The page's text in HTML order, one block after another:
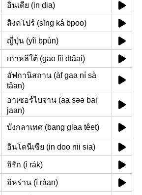
อินเดีย (in dia)
สิงคโปร์ (sǐng ká bpoo)
ญี่ปุ่น (yîi bpùn)
เกาหลีใต้ (gao lǐi dtâai)
อัฟกานิสถาน (àf gaa ní sà
tǎan)
อาเซอร์ไบจาน (aa səə bai
jaan)
บังกลาเทศ (bang glaa têet)
อินโดนีเซีย (in doo nii sia)
อิรัก (ì rák)
อิหร่าน (ì ràan)